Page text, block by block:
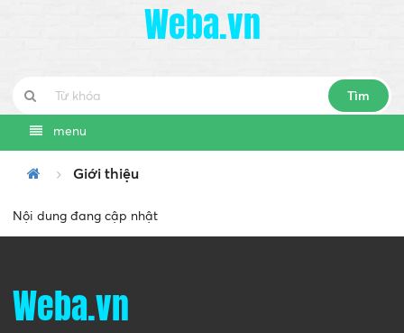
Weba.vn
Tìm
menu
Giới thiệu
Nội dung đang cập nhật
Weba.vn